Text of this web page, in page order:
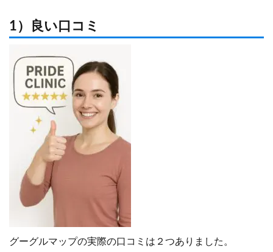
1）良い口コミ
グーグルマップの実際の口コミは２つありました。